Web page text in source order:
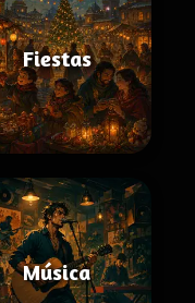
Fiestas
Música